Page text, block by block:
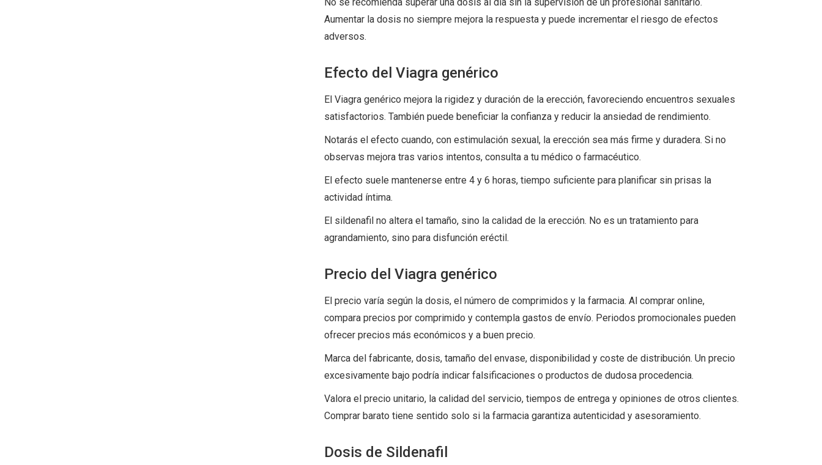
Aumentar la dosis no siempre mejora la respuesta y puede incrementar el riesgo de efectos
adversos.
Efecto del Viagra genérico
El Viagra genérico mejora la rigidez y duración de la erección, favoreciendo encuentros sexuales
satisfactorios. También puede beneficiar la confianza y reducir la ansiedad de rendimiento.
Notarás el efecto cuando, con estimulación sexual, la erección sea más firme y duradera. Si no
observas mejora tras varios intentos, consulta a tu médico o farmacéutico.
El efecto suele mantenerse entre 4 y 6 horas, tiempo suficiente para planificar sin prisas la
actividad íntima.
El sildenafil no altera el tamaño, sino la calidad de la erección. No es un tratamiento para
agrandamiento, sino para disfunción eréctil.
Precio del Viagra genérico
El precio varía según la dosis, el número de comprimidos y la farmacia. Al comprar online,
compara precios por comprimido y contempla gastos de envío. Periodos promocionales pueden
ofrecer precios más económicos y a buen precio.
Marca del fabricante, dosis, tamaño del envase, disponibilidad y coste de distribución. Un precio
excesivamente bajo podría indicar falsificaciones o productos de dudosa procedencia.
Valora el precio unitario, la calidad del servicio, tiempos de entrega y opiniones de otros clientes.
Comprar barato tiene sentido solo si la farmacia garantiza autenticidad y asesoramiento.
Dosis de Sildenafil